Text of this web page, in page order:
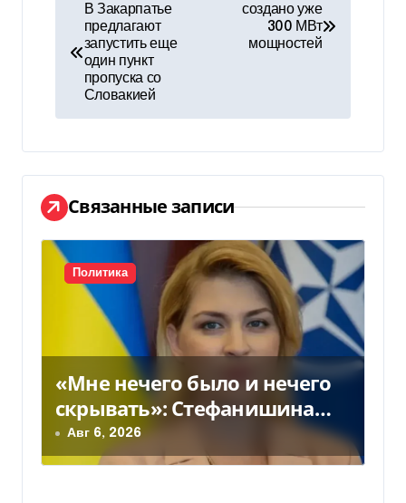
и
г
а
ц
и
о
з
а
В Закарпатье
предлагают
запустить еще
один пункт
пропуска со
Словакией
создано уже
300 МВт
мощностей
Связанные записи
Политика
«Мне нечего было и нечего
скрывать»: Стефанишина
прокомментировала новое
подозрение
Авг 6, 2026